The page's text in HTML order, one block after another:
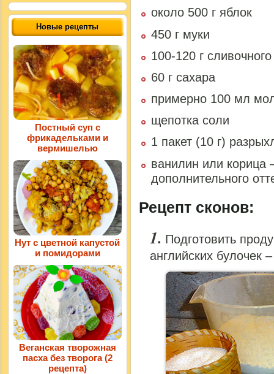
около 500 г яблок
450 г муки
100-120 г
60 г сахара
примерно 100 мл
щепотка соли
1 пакет (10 г)
ванилин или
дополнительного
Рецепт сконов:
Подготовить
английских булочек
Новые рецепты
Постный суп с
фрикадельками и
вермишелью
Нут с цветной капустой
и помидорами
Веганская творожная
пасха без творога (2
рецепта)